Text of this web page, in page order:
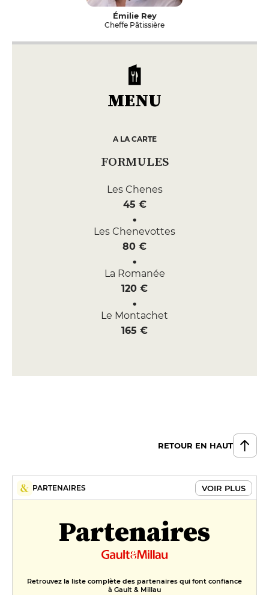
Émilie Rey
Cheffe Pâtissière
MENU
A LA CARTE
FORMULES
Les Chenes
45 €
Les Chenevottes
80 €
La Romanée
120 €
Le Montachet
165 €
RETOUR EN HAUT
PARTENAIRES VOIR PLUS
Partenaires
Retrouvez la liste complète des partenaires qui font confiance
à Gault & Millau